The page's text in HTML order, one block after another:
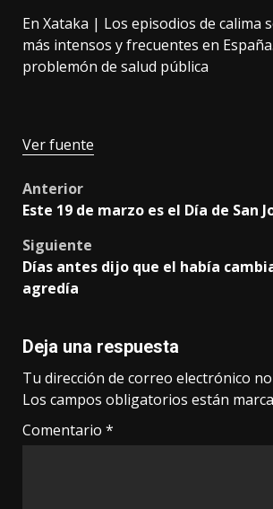
En Xataka | Los episodios de calima
más intensos y frecuentes en
problemón de salud pública
Ver fuente
Post
Anterior
Este 19 de marzo es el Día de San
Siguiente
Días antes dijo que el había
agredía
Deja una respuesta
Tu dirección de correo electrónico
Los campos obligatorios están
Comentario *